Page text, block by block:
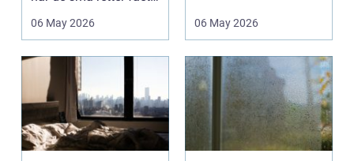
deres helt eget li...
06 May 2026 06 May 2026